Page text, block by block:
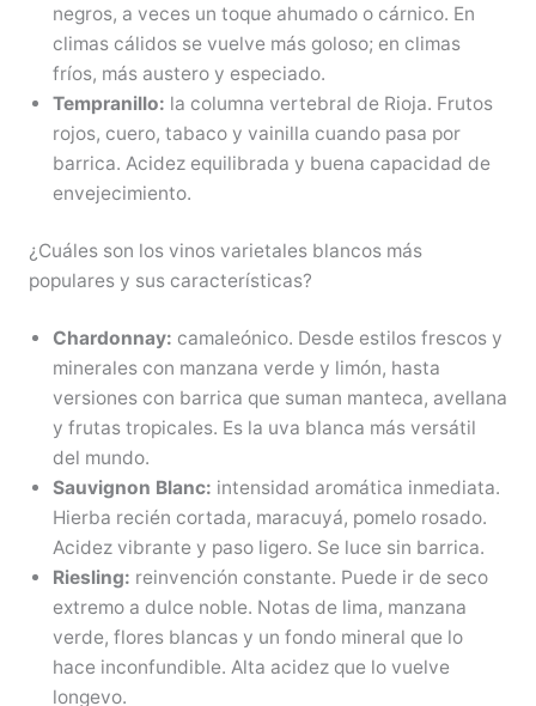
negros, a veces un toque ahumado o cárnico. En
climas cálidos se vuelve más goloso; en climas
fríos, más austero y especiado.
Tempranillo: la columna vertebral de Rioja. Frutos
rojos, cuero, tabaco y vainilla cuando pasa por
barrica. Acidez equilibrada y buena capacidad de
envejecimiento.
¿Cuáles son los vinos varietales blancos más
populares y sus características?
Chardonnay: camaleónico. Desde estilos frescos y
minerales con manzana verde y limón, hasta
versiones con barrica que suman manteca, avellana
y frutas tropicales. Es la uva blanca más versátil
del mundo.
Sauvignon Blanc: intensidad aromática inmediata.
Hierba recién cortada, maracuyá, pomelo rosado.
Acidez vibrante y paso ligero. Se luce sin barrica.
Riesling: reinvención constante. Puede ir de seco
extremo a dulce noble. Notas de lima, manzana
verde, flores blancas y un fondo mineral que lo
hace inconfundible. Alta acidez que lo vuelve
longevo.